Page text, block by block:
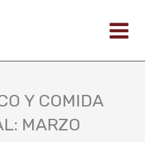
Y COMIDA
MARZO